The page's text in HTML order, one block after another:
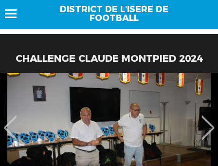
DISTRICT DE L'ISERE DE
FOOTBALL
CHALLENGE CLAUDE MONTPIED 2024